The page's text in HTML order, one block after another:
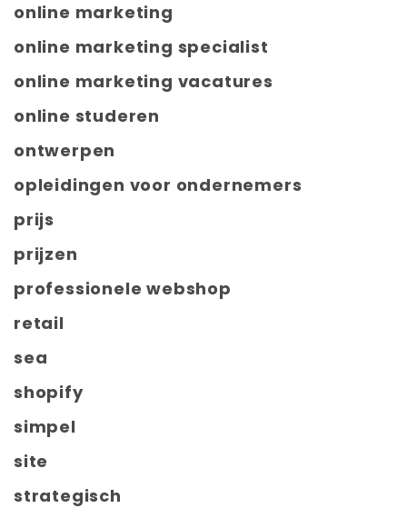
online marketing
online marketing specialist
online marketing vacatures
online studeren
ontwerpen
opleidingen voor ondernemers
prijs
prijzen
professionele webshop
retail
sea
shopify
simpel
site
strategisch